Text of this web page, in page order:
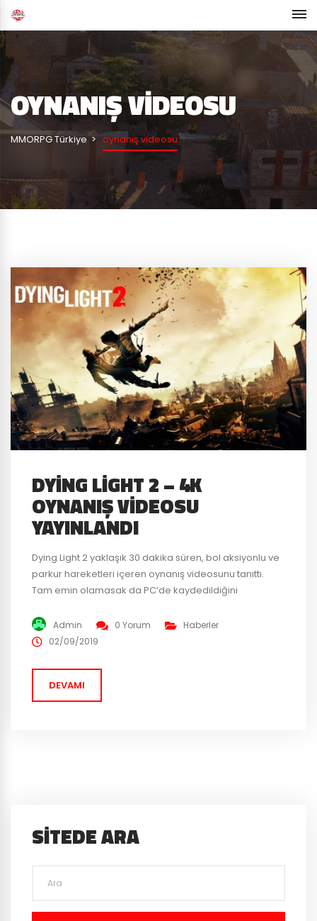
OYNANIŞ VIDEOSU
MMORPG Türkiye oynanış videosu
DYING LIGHT 2 – 4K
OYNANIŞ VIDEOSU
YAYINLANDI
Dying Light 2 yaklaşık 30 dakika süren, bol aksiyonlu ve
parkur hareketleri içeren oynanış videosunu tanıttı.
Tam emin olamasak da PC’de kaydedildiğini
olduğunu da belirtmekte fayda var. “İzlemekte
olduğunuz görev oyunun hikayesi için önemli bir anlam
tükendi tükenecek. Rehberimiz ve...
Admin 0 Yorum
Haberler
02/09/2019
DEVAMI
SITEDE ARA